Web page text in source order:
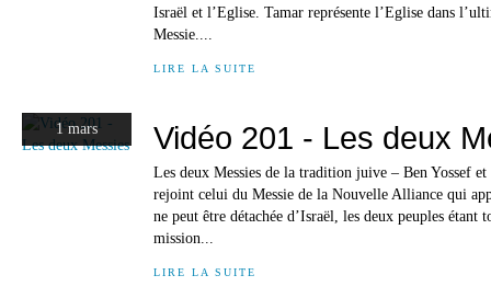
Israël et l’Eglise. Tamar représente l’Eglise dans
Messie....
LIRE LA SUITE
1 mars Vidéo 201 - Les deux
Les deux Messies de la tradition juive – Ben Yossef
rejoint celui du Messie de la Nouvelle Alliance qui
ne peut être détachée d’Israël, les deux peuples étant
mission...
LIRE LA SUITE